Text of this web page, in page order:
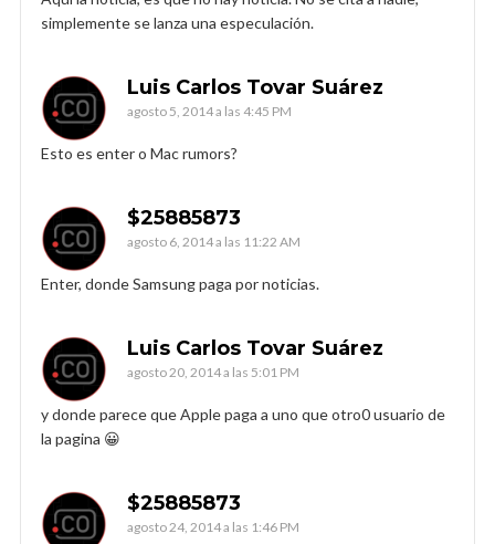
simplemente se lanza una especulación.
Luis Carlos Tovar Suárez
agosto 5, 2014 a las 4:45 PM
Esto es enter o Mac rumors?
$25885873
agosto 6, 2014 a las 11:22 AM
Enter, donde Samsung paga por noticias.
Luis Carlos Tovar Suárez
agosto 20, 2014 a las 5:01 PM
y donde parece que Apple paga a uno que otro0 usuario de
la pagina 😀
$25885873
agosto 24, 2014 a las 1:46 PM